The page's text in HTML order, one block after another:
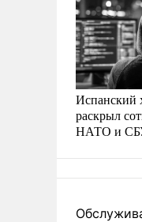
Испанский
раскрыл
НАТО и